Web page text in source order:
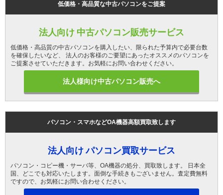
低価格・高品質な中古パソコンをご提案
法人向け 中古パソコン販売サービス
低価格・高品質の中古パソコンを購入したい、限られた予算内で必要台数
を確保したいなど、 法人のお客様のご要望にあったオススメのパソコンを
ご提案させていただきます。お気軽にお問い合わせください。
法人様向け中古パソコン販売へ
パソコン・スマホなどOA機器高額買取致します
法人向け パソコン買取サービス
パソコン・コピー機・サーバ等、OA機器の処分、買取致します。 日本全
国、どこでも対応いたします。面倒な手続きもございません。査定費無料
ですので、お気軽にお問い合わせください。